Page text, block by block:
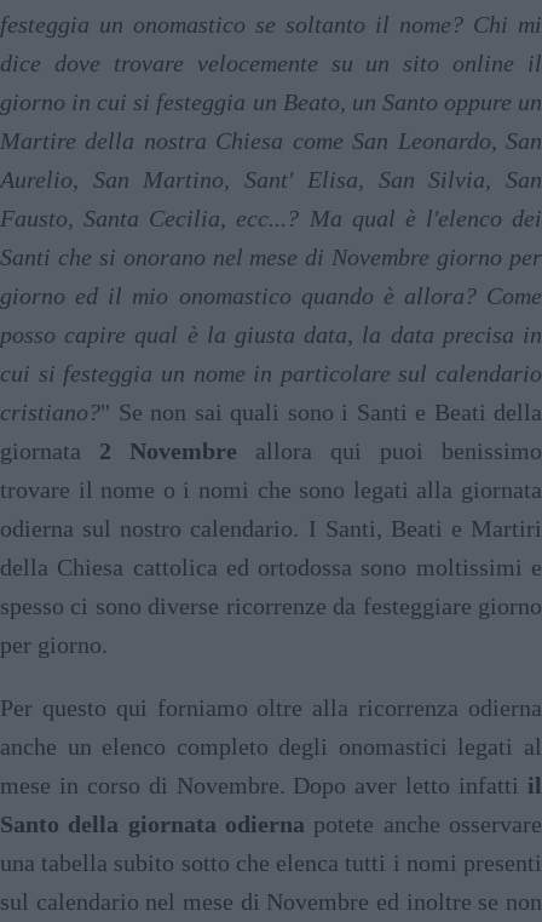
festeggia un onomastico se soltanto il nome? Chi mi
dice dove trovare velocemente su un sito online il
giorno in cui si festeggia un Beato, un Santo oppure un
Martire della nostra Chiesa come San Leonardo, San
Aurelio, San Martino, Sant' Elisa, San Silvia, San
Fausto, Santa Cecilia, ecc...? Ma qual è l'elenco dei
Santi che si onorano nel mese di Novembre giorno per
giorno ed il mio onomastico quando è allora? Come
posso capire qual è la giusta data, la data precisa in
cui si festeggia un nome in particolare sul calendario
cristiano?" Se non sai quali sono i Santi e Beati della
giornata 2 Novembre
allora qui puoi benissimo
trovare il nome o i nomi che sono legati alla giornata
odierna sul nostro calendario. I Santi, Beati e Martiri
della Chiesa cattolica ed ortodossa sono moltissimi e
spesso ci sono diverse ricorrenze da festeggiare giorno
per giorno.
Per questo qui forniamo oltre alla ricorrenza odierna
anche un elenco completo degli onomastici legati al
mese in corso di Novembre. Dopo aver letto infatti il
Santo della giornata odierna potete anche osservare
una tabella subito sotto che elenca tutti i nomi presenti
sul calendario nel mese di Novembre ed inoltre se non